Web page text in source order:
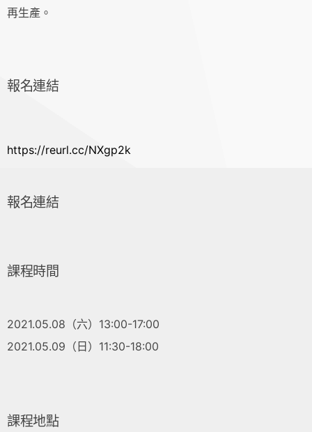
再生產。
報名連結
https://reurl.cc/NXgp2k
報名連結
課程時間
2021.05.08（六）13:00-17:00
2021.05.09（日）11:30-18:00
課程地點